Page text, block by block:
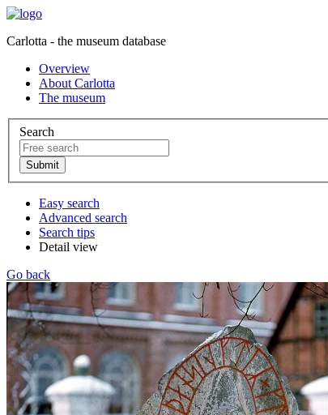
Carlotta - the museum database
Overview
About Carlotta
The museum
Search
Easy search
Advanced search
Search tips
Detail view
Go back